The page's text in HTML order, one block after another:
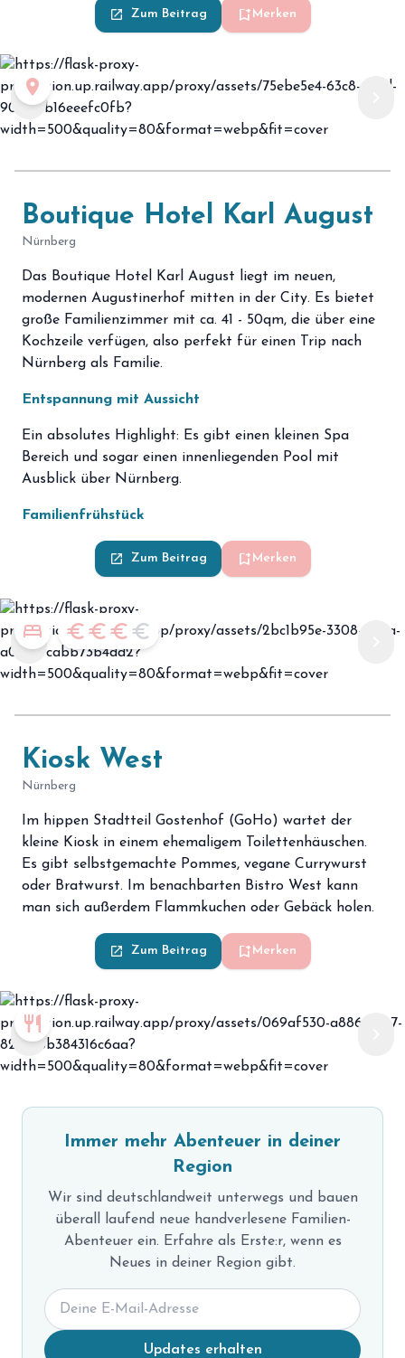
launch Zum Beitrag bookmark_add Merken
chevron_left
place
Boutique Hotel Karl August
Nürnberg
Das Boutique Hotel Karl August liegt im neuen,
modernen Augustinerhof mitten in der City. Es bietet
große Familienzimmer mit ca. 41 - 50qm, die über eine
Kochzeile verfügen, also perfekt für einen Trip nach
Nürnberg als Familie.
Entspannung mit Aussicht
Ein absolutes Highlight: Es gibt einen kleinen Spa
Bereich und sogar einen innenliegenden Pool mit
Ausblick über Nürnberg.
Familienfrühstück
launch Zum Beitrag bookmark_add Merken
chevron_left
bed euro euro euro euro
Kiosk West
Nürnberg
Im hippen Stadtteil Gostenhof (GoHo) wartet der
kleine Kiosk in einem ehemaligem Toilettenhäuschen.
Es gibt selbstgemachte Pommes, vegane Currywurst
oder Bratwurst. Im benachbarten Bistro West kann
man sich außerdem Flammkuchen oder Gebäck holen.
launch Zum Beitrag bookmark_add Merken
chevron_left
restaurant
Immer mehr Abenteuer in deiner
Region
Wir sind deutschlandweit unterwegs und bauen
überall laufend neue handverlesene Familien-
Abenteuer ein. Erfahre als Erste:r, wenn es
Neues in deiner Region gibt.
Updates erhalten